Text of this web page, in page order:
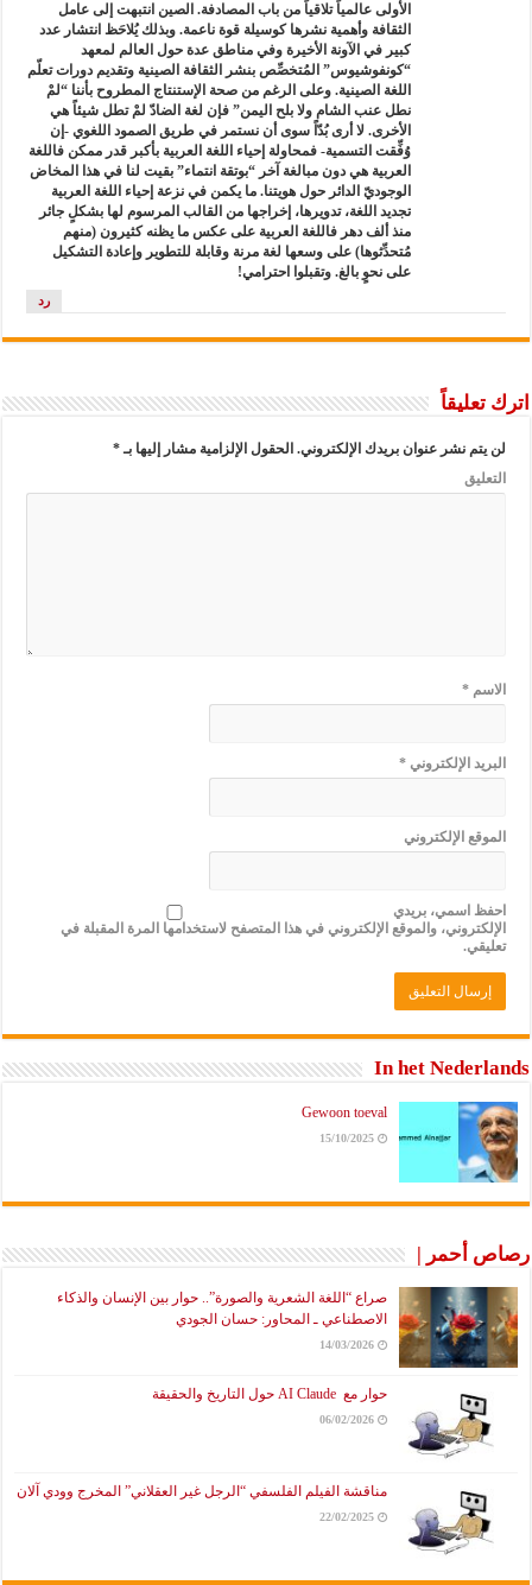
الأولى عالمياً تلاقياً من باب المصادفة. الصين انتبهت إلى عامل
الثقافة وأهمية نشرها كوسيلة قوة ناعمة. وبذلك يُلاحَظ انتشار عدد
كبير في الآونة الأخيرة وفي مناطق عدة حول العالم لمعهد
“كونفوشيوس” المُتخصِّص بنشر الثقافة الصينية وتقديم دورات تعلّم
اللغة الصينية. وعلى الرغم من صحة الإستنتاج المطروح بأننا “لمْ
نطل عنب الشام ولا بلح اليمن” فإن لغة الضادّ لمْ تطل شيئاً هي
الأخرى. لا أرى بُدّاً سوى أن نستمر في طريق الصمود اللغوي -إن
وُفِّقت التسمية- فمحاولة إحياء اللغة العربية بأكبر قدر ممكن فاللغة
العربية هي دون مبالغة آخر “بوتقة انتماء” بقيت لنا في هذا المخاض
الوجوديّ الدائر حول هويتنا. ما يكمن في نزعة إحياء اللغة العربية
تجديد اللغة، تدويرها، إخراجها من القالب المرسوم لها بشكلٍ جائر
منذ ألف دهر فاللغة العربية على عكس ما يظنه كثيرون (منهم
مُتحدِّثوها) على وسعها لغة مرنة وقابلة للتطوير وإعادة التشكيل
على نحوٍ بالغ. وتقبلوا احترامي!
رد
اترك تعليقاً
لن يتم نشر عنوان بريدك الإلكتروني. الحقول الإلزامية مشار إليها بـ*
التعليق
الاسم*
البريد الإلكتروني*
الموقع الإلكتروني
احفظ اسمي، بريدي
الإلكتروني، والموقع الإلكتروني في هذا المتصفح لاستخدامها المرة المقبلة في
تعليقي.
In het Nederlands
Gewoon toeval
15/10/2025
رصاص أحمر |
صراع “اللغة الشعرية والصورة”.. حوار بين الإنسان والذكاء
الاصطناعي ـ المحاور: حسان الجودي
14/03/2026
حوار مع AI Claude حول التاريخ والحقيقة
06/02/2026
مناقشة الفيلم الفلسفي “الرجل غير العقلاني” المخرج وودي آلان
22/02/2025